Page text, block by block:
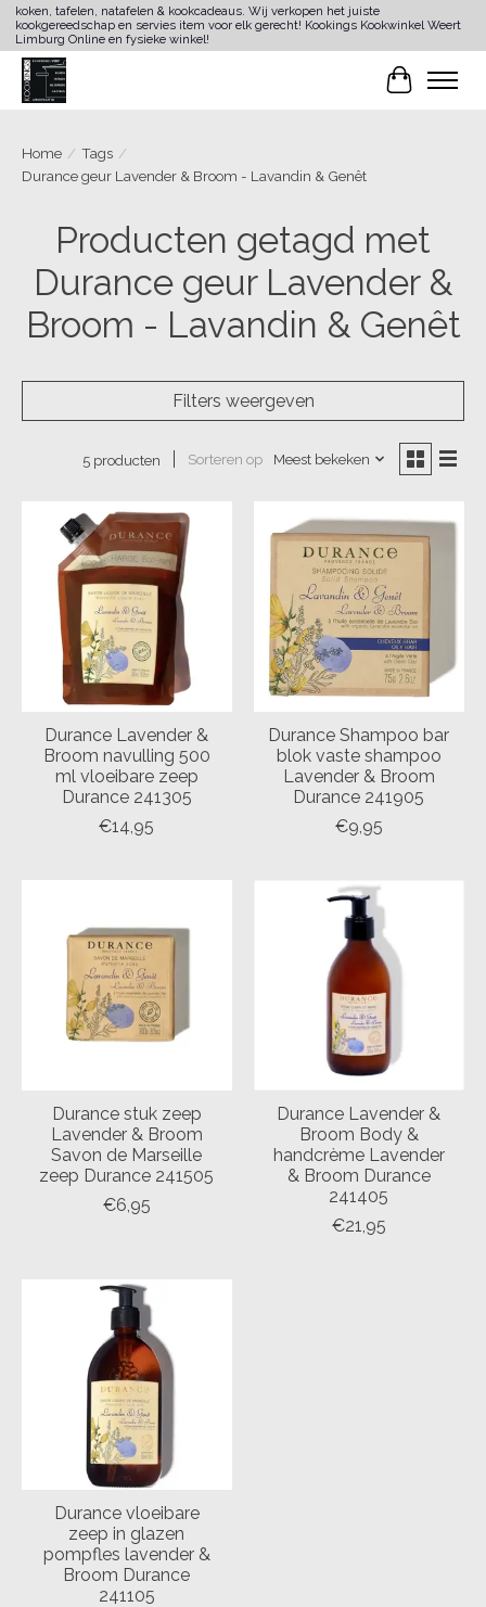
koken, tafelen, natafelen & kookcadeaus. Wij verkopen het juiste
kookgereedschap en servies item voor elk gerecht! Kookings Kookwinkel Weert
Limburg Online en fysieke winkel!
Home / Tags /
Durance geur Lavender & Broom - Lavandin & Genêt
Producten getagd met
Durance geur Lavender &
Broom - Lavandin & Genêt
Filters weergeven
5 producten Sorteren op Meest bekeken
Durance Lavender &
Broom navulling 500
ml vloeibare zeep
Durance 241305
€14,95
Durance Shampoo bar
blok vaste shampoo
Lavender & Broom
Durance 241905
€9,95
Durance stuk zeep
Lavender & Broom
Savon de Marseille
zeep Durance 241505
€6,95
Durance Lavender &
Broom Body &
handcrème Lavender
& Broom Durance
241405
€21,95
Durance vloeibare
zeep in glazen
pompfles lavender &
Broom Durance
241105